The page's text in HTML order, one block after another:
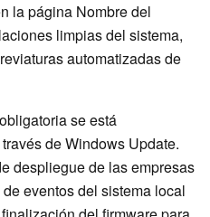
la página Nombre del
limpias del sistema,
automatizadas de
se está
de Windows Update.
despliegue de las empresas
eventos del sistema local